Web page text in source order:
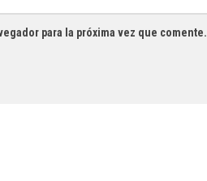
para la próxima vez que comente.